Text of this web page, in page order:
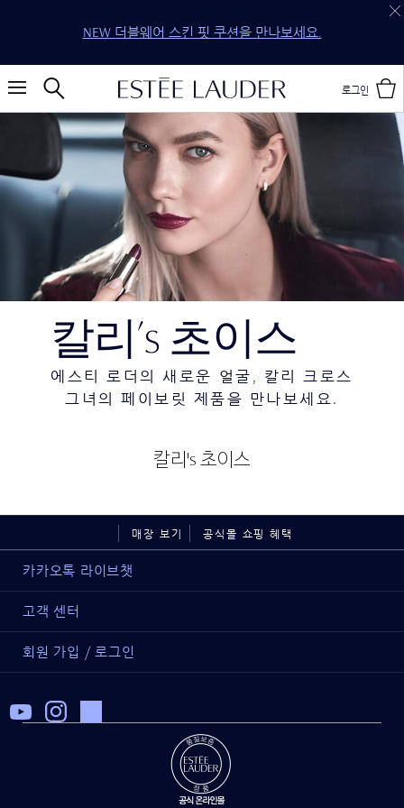
NEW 더블웨어 스킨 핏 쿠션을 만나보세요.
로그인
칼리’s 초이스
에스티 로더의 새로운 얼굴, 칼리 크로스
그녀의 페이보릿 제품을 만나보세요.
칼리's 초이스
매장 보기 공식몰 쇼핑 혜택
카카오톡 라이브챗
고객 센터
회원 가입 / 로그인